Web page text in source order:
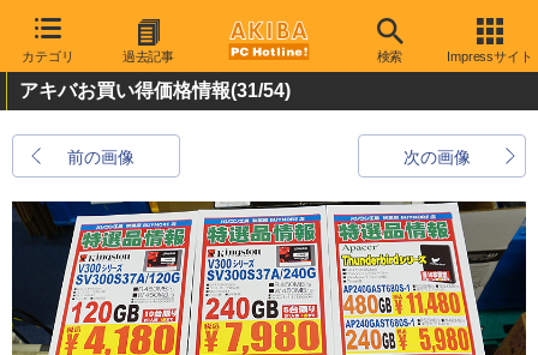
カテゴリ 過去記事 検索 Impressサイト
アキバお買い得価格情報(31/54)
前の画像 次の画像